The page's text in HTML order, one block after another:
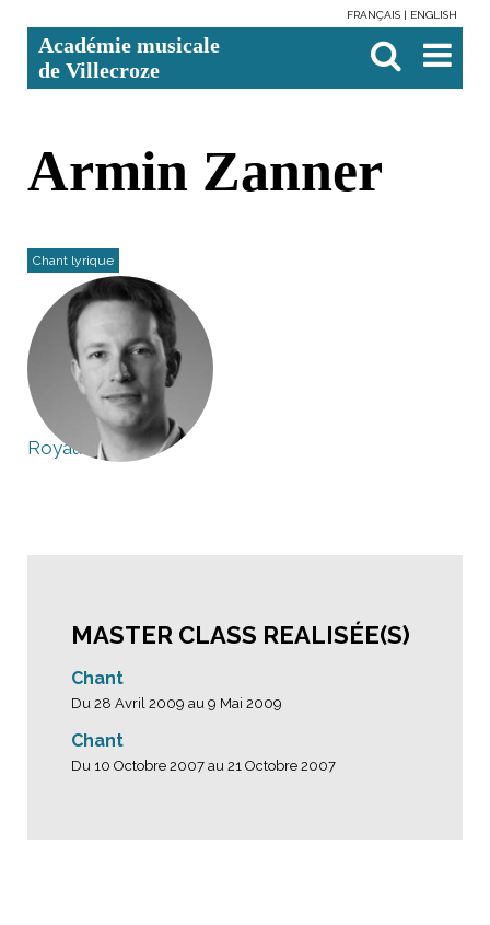
contenu.
Aller
à
personnels
FRANÇAIS ENGLISH
Académie musicale
de Villecroze

avancée…
Armin Zanner
Chant lyrique
Royaume Uni
MASTER CLASS REALISÉE(S)
Chant
Du 28 Avril 2009 au 9 Mai 2009
Chant
Du 10 Octobre 2007 au 21 Octobre 2007